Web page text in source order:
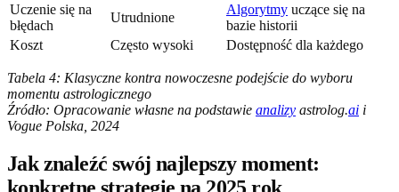
Uczenie się na
błędach
Utrudnione
Algorytmy uczące się na
bazie historii
Koszt
Często wysoki Dostępność dla każdego
Tabela 4: Klasyczne kontra nowoczesne podejście do wyboru
momentu astrologicznego
Źródło: Opracowanie własne na podstawie analizy astrolog.ai i
Vogue Polska, 2024
Jak znaleźć swój najlepszy moment:
konkretne strategie na 2025 rok